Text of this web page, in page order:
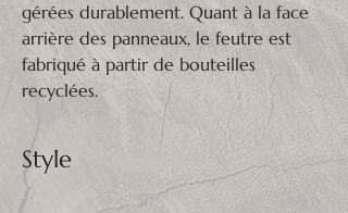
gérées durablement. Quant à la face
arrière des panneaux, le feutre est
fabriqué à partir de bouteilles
recyclées.
Style